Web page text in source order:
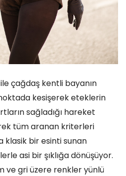
çağdaş kentli bayanın
kesişerek eteklerin
sağladığı hareket
tüm aranan kriterleri
klasik bir esinti sunan
asi bir şıklığa dönüşüyor.
ve gri üzere renkler yünlü